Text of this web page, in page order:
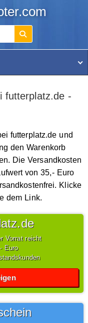
futterplatz.de -
futterplatz.de und
den Warenkorb
Die Versandkosten
von 35,- Euro
Klicke
dem Link.
Vorrat reicht
Euro